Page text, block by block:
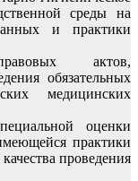
среды на
и практики
актов,
обязательных
медицинских
оценки
практики
проведения